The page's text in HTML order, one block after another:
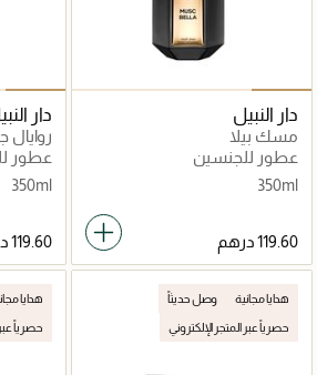
دار النبيل
مسك بيلا
عطور للجنسين
350ml
دار
روايال
عطور
350ml
هدايا مجانية وصل حديثاً
حصرياً عبر المتجر الإلكتروني
هدايا
حصرياً